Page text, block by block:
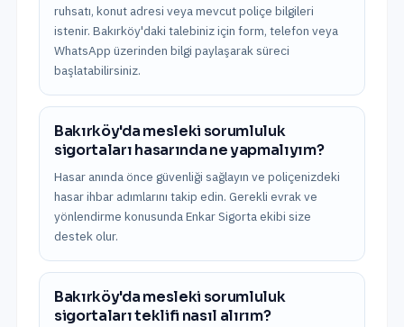
ruhsatı, konut adresi veya mevcut poliçe bilgileri
istenir. Bakırköy'daki talebiniz için form, telefon veya
WhatsApp üzerinden bilgi paylaşarak süreci
başlatabilirsiniz.
Bakırköy'da mesleki sorumluluk
sigortaları hasarında ne yapmalıyım?
Hasar anında önce güvenliği sağlayın ve poliçenizdeki
hasar ihbar adımlarını takip edin. Gerekli evrak ve
yönlendirme konusunda Enkar Sigorta ekibi size
destek olur.
Bakırköy'da mesleki sorumluluk
sigortaları teklifi nasıl alırım?